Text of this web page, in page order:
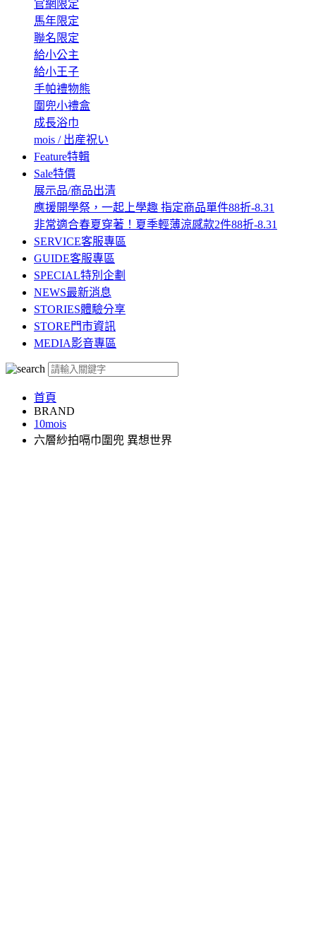
官網限定
馬年限定
聯名限定
給小公主
給小王子
手帕禮物熊
圍兜小禮盒
成長浴巾
mois / 出産祝い
Feature特輯
Sale特價
展示品/商品出清
應援開學祭，一起上學趣 指定商品單件88折-8.31
非常適合春夏穿著！夏季輕薄涼感款2件88折-8.31
SERVICE客服專區
GUIDE客服專區
SPECIAL特別企劃
NEWS最新消息
STORIES體驗分享
STORE門市資訊
MEDIA影音專區
首頁
BRAND
10mois
六層紗拍嗝巾圍兜 異想世界